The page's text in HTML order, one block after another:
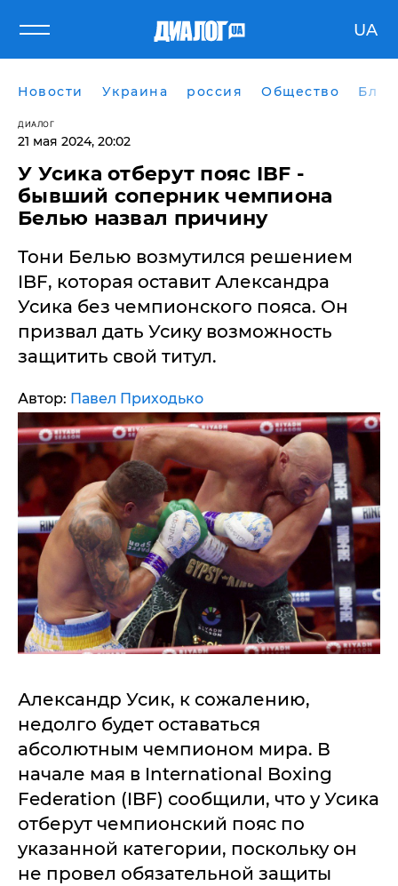
UA
Новости Украина россия Общество
ДИАЛОГ
21 мая 2024, 20:02
У Усика отберут пояс IBF -
бывший соперник чемпиона
Белью назвал причину
Тони Белью возмутился решением
IBF, которая оставит Александра
Усика без чемпионского пояса. Он
призвал дать Усику возможность
защитить свой титул.
Автор: Павел Приходько
Александр Усик, к сожалению,
недолго будет оставаться
абсолютным чемпионом мира. В
начале мая в International Boxing
Federation (IBF) сообщили, что у Усика
отберут чемпионский пояс по
указанной категории, поскольку он
не провел обязательной защиты